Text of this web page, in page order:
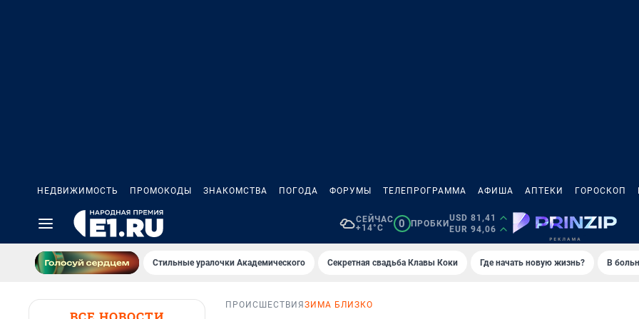
НЕДВИЖИМОСТЬ ПРОМОКОДЫ ЗНАКОМСТВА ПОГОДА ФОРУМЫ ТЕЛЕПРОГРАММА АФИША АПТЕКИ ГОРОСКОП
СЕЙЧАС
+14°C
0 ПРОБКИ
USD 81,41
EUR 94,06
Стильные уралочки Академического Секретная свадьба Клавы Коки Где начать новую жизнь? В
ПРОИСШЕСТВИЯ ЗИМА БЛИЗКО